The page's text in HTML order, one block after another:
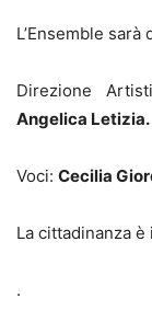
L’Ensemble sarà
Direzione
Angelica Letizia.
Voci: Cecilia
La cittadinanza è
.